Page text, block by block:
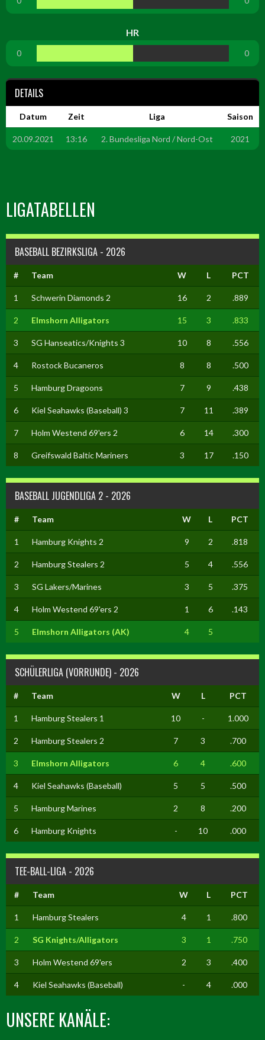
HR
0 0
DETAILS
Datum Zeit Liga Saison
20.09.2021 13:16 2. Bundesliga Nord / Nord-Ost 2021
LIGATABELLEN
BASEBALL BEZIRKSLIGA - 2026
# Team W L PCT
1 Schwerin Diamonds 2 16 2 .889
2 Elmshorn Alligators 15 3 .833
3 SG Hanseatics/Knights 3 10 8 .556
4 Rostock Bucaneros 8 8 .500
5 Hamburg Dragoons 7 9 .438
6 Kiel Seahawks (Baseball) 3 7 11 .389
7 Holm Westend 69'ers 2 6 14 .300
8 Greifswald Baltic Mariners 3 17 .150
BASEBALL JUGENDLIGA 2 - 2026
# Team W L PCT
1 Hamburg Knights 2 9 2 .818
2 Hamburg Stealers 2 5 4 .556
3 SG Lakers/Marines 3 5 .375
4 Holm Westend 69'ers 2 1 6 .143
5 Elmshorn Alligators (AK) 4 5
SCHÜLERLIGA (VORRUNDE) - 2026
# Team W L PCT
1 Hamburg Stealers 1 10 - 1.000
2 Hamburg Stealers 2 7 3 .700
3 Elmshorn Alligators 6 4 .600
4 Kiel Seahawks (Baseball) 5 5 .500
5 Hamburg Marines 2 8 .200
6 Hamburg Knights - 10 .000
TEE-BALL-LIGA - 2026
# Team W L PCT
1 Hamburg Stealers 4 1 .800
2 SG Knights/Alligators 3 1 .750
3 Holm Westend 69'ers 2 3 .400
4 Kiel Seahawks (Baseball) - 4 .000
UNSERE KANÄLE: